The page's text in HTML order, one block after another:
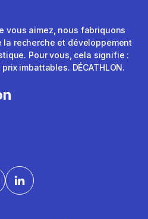
vous aimez, nous fabriquons
la recherche et développement
Pour vous, cela signifie :
imbattables. DÉCATHLON.